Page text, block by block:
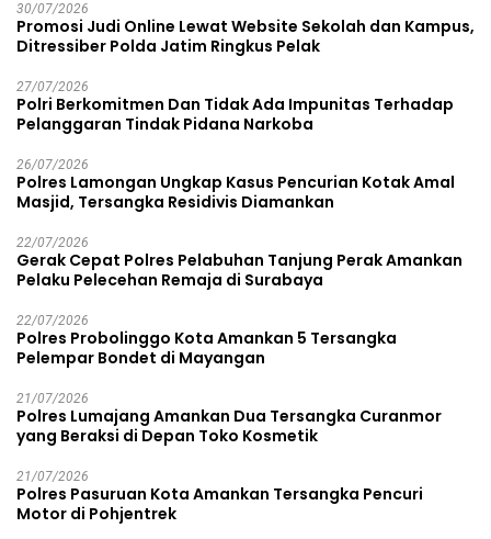
30/07/2026
Promosi Judi Online Lewat Website Sekolah dan Kampus,
Ditressiber Polda Jatim Ringkus Pelak
27/07/2026
Polri Berkomitmen Dan Tidak Ada Impunitas Terhadap
Pelanggaran Tindak Pidana Narkoba
26/07/2026
Polres Lamongan Ungkap Kasus Pencurian Kotak Amal
Masjid, Tersangka Residivis Diamankan
22/07/2026
Gerak Cepat Polres Pelabuhan Tanjung Perak Amankan
Pelaku Pelecehan Remaja di Surabaya
22/07/2026
Polres Probolinggo Kota Amankan 5 Tersangka
Pelempar Bondet di Mayangan
21/07/2026
Polres Lumajang Amankan Dua Tersangka Curanmor
yang Beraksi di Depan Toko Kosmetik
21/07/2026
Polres Pasuruan Kota Amankan Tersangka Pencuri
Motor di Pohjentrek